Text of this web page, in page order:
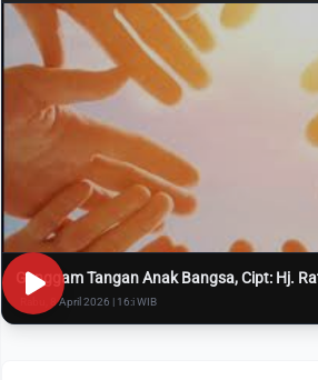
Genggam Tangan Anak Bangsa, Cipt: Hj.
Rabu, 8 April 2026 | 16:i WIB